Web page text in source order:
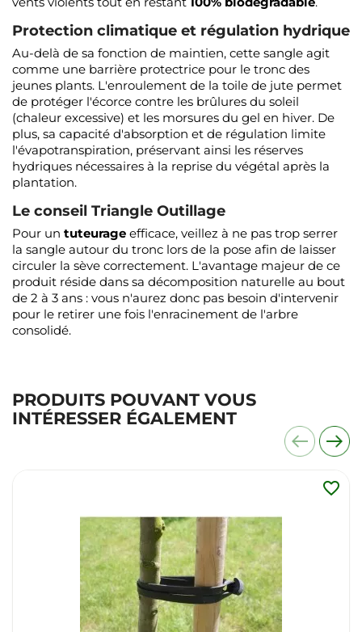
Protection climatique et régulation hydrique
Au-delà de sa fonction de maintien, cette sangle agit
comme une barrière protectrice pour le tronc des
jeunes plants. L'enroulement de la toile de jute permet
de protéger l'écorce contre les brûlures du soleil
(chaleur excessive) et les morsures du gel en hiver. De
plus, sa capacité d'absorption et de régulation limite
l'évapotranspiration, préservant ainsi les réserves
hydriques nécessaires à la reprise du végétal après la
plantation.
Le conseil Triangle Outillage
Pour un tuteurage efficace, veillez à ne pas trop serrer
la sangle autour du tronc lors de la pose afin de laisser
circuler la sève correctement. L'avantage majeur de ce
produit réside dans sa décomposition naturelle au bout
de 2 à 3 ans : vous n'aurez donc pas besoin d'intervenir
pour le retirer une fois l'enracinement de l'arbre
consolidé.
PRODUITS POUVANT VOUS
INTÉRESSER ÉGALEMENT
favorite_border